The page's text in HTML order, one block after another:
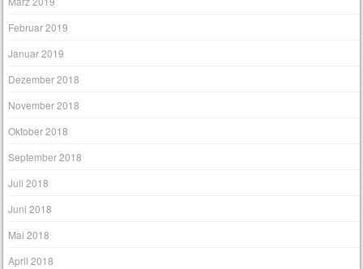
Februar 2019
Januar 2019
Dezember 2018
November 2018
Oktober 2018
September 2018
Juli 2018
Juni 2018
Mai 2018
April 2018